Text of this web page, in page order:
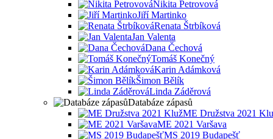
Nikita Petrovová
Jiří Martinko
Renata Štrbíková
Jan Valenta
Dana Čechová
Tomáš Konečný
Karin Adámková
Šimon Bělík
Linda Záděrová
Databáze zápasů
ME Družstva 2021
ME 2021 Varšava
MS 2019 Budapešť